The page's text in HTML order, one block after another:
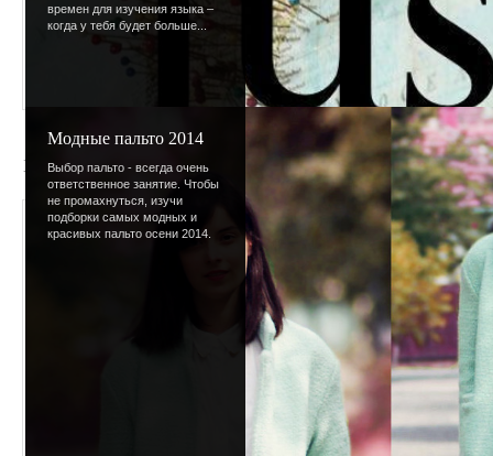
времен для изучения языка –
когда у тебя будет больше...
Модные пальто 2014
Выбор пальто - всегда очень
ответственное занятие. Чтобы
не промахнуться, изучи
подборки самых модных и
красивых пальто осени 2014.
1177337052_17193_prev_98
Просмотров :614
Размеры:95x98px/
15.09.2008
Добавил Lettera
Рейтинг: 0.0/0